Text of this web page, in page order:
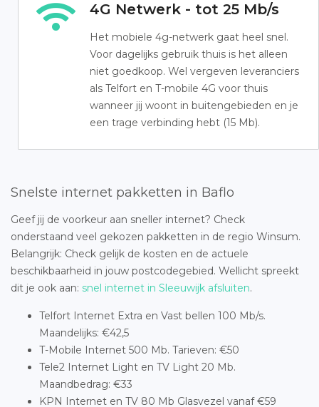
4G Netwerk - tot 25 Mb/s
Het mobiele 4g-netwerk gaat heel snel.
Voor dagelijks gebruik thuis is het alleen
niet goedkoop. Wel vergeven leveranciers
als Telfort en T-mobile 4G voor thuis
wanneer jij woont in buitengebieden en je
een trage verbinding hebt (15 Mb).
Snelste internet pakketten in Baflo
Geef jij de voorkeur aan sneller internet? Check
onderstaand veel gekozen pakketten in de regio Winsum.
Belangrijk: Check gelijk de kosten en de actuele
beschikbaarheid in jouw postcodegebied. Wellicht spreekt
dit je ook aan: snel internet in Sleeuwijk afsluiten.
Telfort Internet Extra en Vast bellen 100 Mb/s.
Maandelijks: €42,5
T-Mobile Internet 500 Mb. Tarieven: €50
Tele2 Internet Light en TV Light 20 Mb.
Maandbedrag: €33
KPN Internet en TV 80 Mb Glasvezel vanaf €59